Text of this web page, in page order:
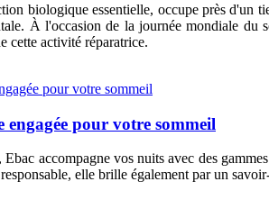
biologique essentielle, occupe près d'un
À l'occasion de la journée mondiale
cette activité réparatrice.
engagée pour votre sommeil
accompagne vos nuits avec des
elle brille également par un